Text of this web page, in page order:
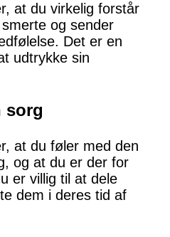
at du virkelig forstår
og sender
Det er en
udtrykke sin
sorg
at du føler med den
og at du er der for
er villig til at dele
dem i deres tid af